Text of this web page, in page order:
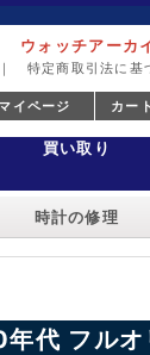
ウォッチアー
特定商取引法に基
カー
イページ
買い取り
時計の修理
代 フルオ